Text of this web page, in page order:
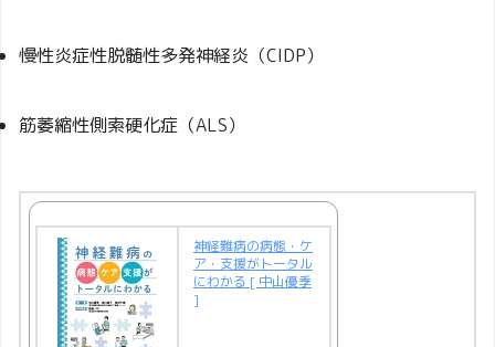
慢性炎症性脱髄性多発神経炎（CIDP）
筋萎縮性側索硬化症（ALS）
神経難病の病態・ケ
ア・支援がトータル
にわかる [ 中山優季
]